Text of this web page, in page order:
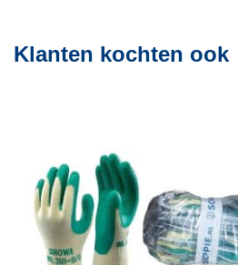
kan
productpagina
Klanten kochten ook